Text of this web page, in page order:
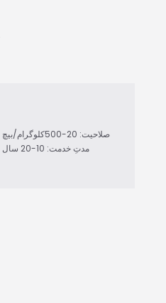
صلاحیت: 20-500کلوگرام/بیچ
مدتِ خدمت: 10-20 سال